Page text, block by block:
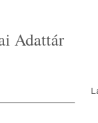
Adattár